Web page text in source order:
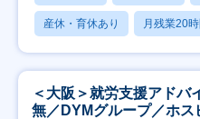
産休・育休あり 月残業20
＜大阪＞就労支援アドバ
無／DYMグループ／ホ